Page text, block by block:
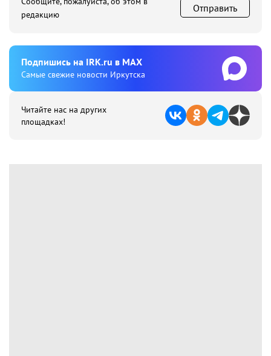
редакцию
Отправить
Подпишиcь на IRK.ru в MAX
Cамые свежие новости Иркутска
Читайте нас на других
площадках!